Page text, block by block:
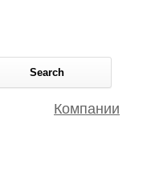
Компании